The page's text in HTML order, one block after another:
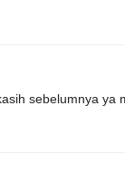
sebelumnya ya